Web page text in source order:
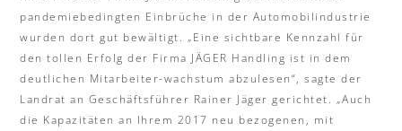
pandemiebedingten Einbrüche in der Automobilindustrie
wurden dort gut bewältigt. „Eine sichtbare Kennzahl für
den tollen Erfolg der Firma JÄGER Handling ist in dem
deutlichen Mitarbeiter-wachstum abzulesen“, sagte der
Landrat an Geschäftsführer Rainer Jäger gerichtet. „Auch
die Kapazitäten an Ihrem 2017 neu bezogenen, mit